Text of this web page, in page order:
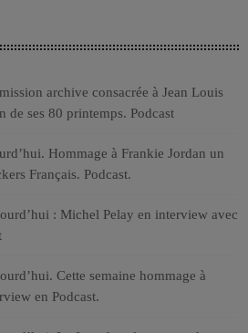
archive consacrée à Jean Louis
de ses 80 printemps. Podcast
Hommage à Frankie Jordan un
Français. Podcast.
: Michel Pelay en interview avec
Cette semaine hommage à
en Podcast.